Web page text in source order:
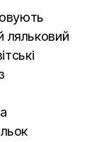
ляльковий